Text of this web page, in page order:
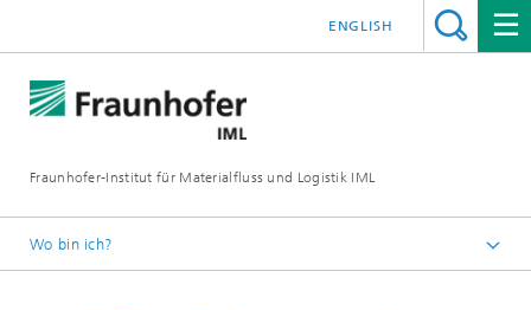
Fraunhofer-Institut für Materialfluss und Logistik IML
ENGLISH
Wo bin ich?